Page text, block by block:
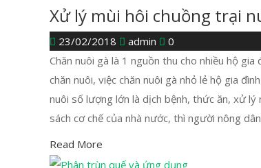
Xử lý mùi hôi chuồng trại
23/02/2018 admin
0
Chăn nuôi gà là 1 nguồn thu cho nhiều hộ
chăn nuôi, việc chăn nuôi gà nhỏ lẻ hộ gia
nuôi số lượng lớn là dịch bệnh, thức ăn, xử lý
sách cơ chế của nhà nước, thì người nông
Read More